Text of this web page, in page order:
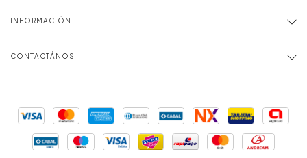
INFORMACIÓN
CONTACTÁNOS